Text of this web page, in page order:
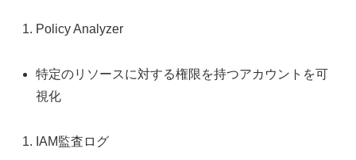
Policy Analyzer
特定のリソースに対する権限を持つアカウントを可
視化
IAM監査ログ